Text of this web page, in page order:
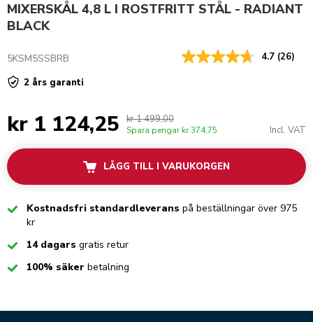
MIXERSKÅL 4,8 L I ROSTFRITT STÅL - RADIANT
BLACK
5KSM5SSBRB 4.7 (26)
2 års garanti
kr 1 124,25 kr 1 499,00
Spara pengar kr 374,75 Incl. VAT
LÄGG TILL I VARUKORGEN
CheckedKostnadsfri standardleverans på beställningar över 975
kr
Checked14 dagars gratis retur
Checked100% säker betalning